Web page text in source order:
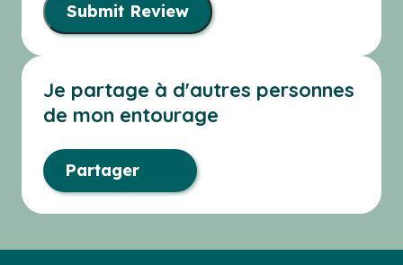
Submit Review
Je partage à d'autres personnes
de mon entourage
Partager